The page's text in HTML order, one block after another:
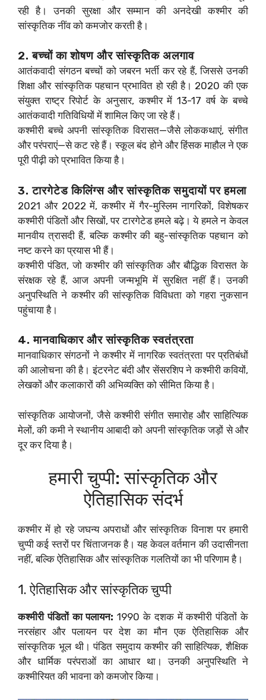
रही है। उनकी सुरक्षा और सम्मान की अनदेखी कश्मीर की
सांस्कृतिक नींव को कमजोर करती है।
2. बच्चों का शोषण और सांस्कृतिक अलगाव
आतंकवादी संगठन बच्चों को जबरन भर्ती कर रहे हैं, जिससे उनकी
शिक्षा और सांस्कृतिक पहचान प्रभावित हो रही है। 2020 की एक
संयुक्त राष्ट्र रिपोर्ट के अनुसार, कश्मीर में 13-17 वर्ष के बच्चे
आतंकवादी गतिविधियों में शामिल किए जा रहे हैं।
कश्मीरी बच्चे अपनी सांस्कृतिक विरासत—जैसे लोककथाएं, संगीत
और परंपराएं—से कट रहे हैं। स्कूल बंद होने और हिंसक माहौल ने एक
पूरी पीढ़ी को प्रभावित किया है।
3. टारगेटेड किलिंग्स और सांस्कृतिक समुदायों पर हमला
2021 और 2022 में, कश्मीर में गैर-मुस्लिम नागरिकों, विशेषकर
कश्मीरी पंडितों और सिखों, पर टारगेटेड हमले बढ़े। ये हमले न केवल
मानवीय त्रासदी हैं, बल्कि कश्मीर की बहु-सांस्कृतिक पहचान को
नष्ट करने का प्रयास भी हैं।
कश्मीरी पंडित, जो कश्मीर की सांस्कृतिक और बौद्धिक विरासत के
संरक्षक रहे हैं, आज अपनी जन्मभूमि में सुरक्षित नहीं हैं। उनकी
अनुपस्थिति ने कश्मीर की सांस्कृतिक विविधता को गहरा नुकसान
पहुंचाया है।
4. मानवाधिकार और सांस्कृतिक स्वतंत्रता
मानवाधिकार संगठनों ने कश्मीर में नागरिक स्वतंत्रता पर प्रतिबंधों
की आलोचना की है। इंटरनेट बंदी और सेंसरशिप ने कश्मीरी कवियों,
लेखकों और कलाकारों की अभिव्यक्ति को सीमित किया है।
सांस्कृतिक आयोजनों, जैसे कश्मीरी संगीत समारोह और साहित्यिक
मेलों, की कमी ने स्थानीय आबादी को अपनी सांस्कृतिक जड़ों से और
दूर कर दिया है।
हमारी चुप्पी: सांस्कृतिक और
ऐतिहासिक संदर्भ
कश्मीर में हो रहे जघन्य अपराधों और सांस्कृतिक विनाश पर हमारी
चुप्पी कई स्तरों पर चिंताजनक है। यह केवल वर्तमान की उदासीनता
नहीं, बल्कि ऐतिहासिक और सांस्कृतिक गलतियों का भी परिणाम है।
1. ऐतिहासिक और सांस्कृतिक चुप्पी
कश्मीरी पंडितों का पलायन:1990 के दशक में कश्मीरी पंडितों के
नरसंहार और पलायन पर देश का मौन एक ऐतिहासिक और
सांस्कृतिक भूल थी। पंडित समुदाय कश्मीर की साहित्यिक, शैक्षिक
और धार्मिक परंपराओं का आधार था। उनकी अनुपस्थिति ने
कश्मीरियत की भावना को कमजोर किया।